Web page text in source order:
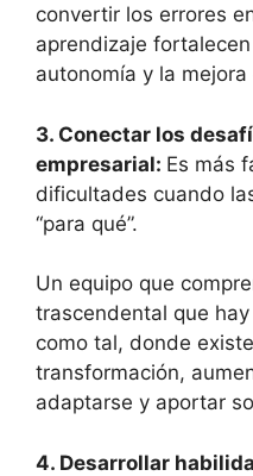
convertir los errores
aprendizaje
autonomía y la mejora
3. Conectar los
empresarial: Es más
dificultades cuando
“para qué”.
Un equipo que
trascendental que
como tal, donde
transformación,
adaptarse y aportar
4. Desarrollar